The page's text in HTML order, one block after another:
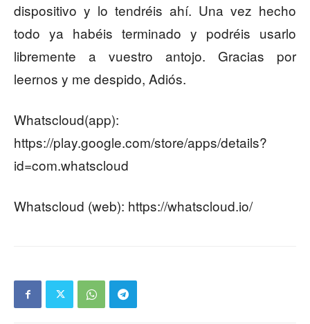
dispositivo y lo tendréis ahí. Una vez hecho
todo ya habéis terminado y podréis usarlo
libremente a vuestro antojo. Gracias por
leernos y me despido, Adiós.
Whatscloud(app):
https://play.google.com/store/apps/details?
id=com.whatscloud
Whatscloud (web): https://whatscloud.io/